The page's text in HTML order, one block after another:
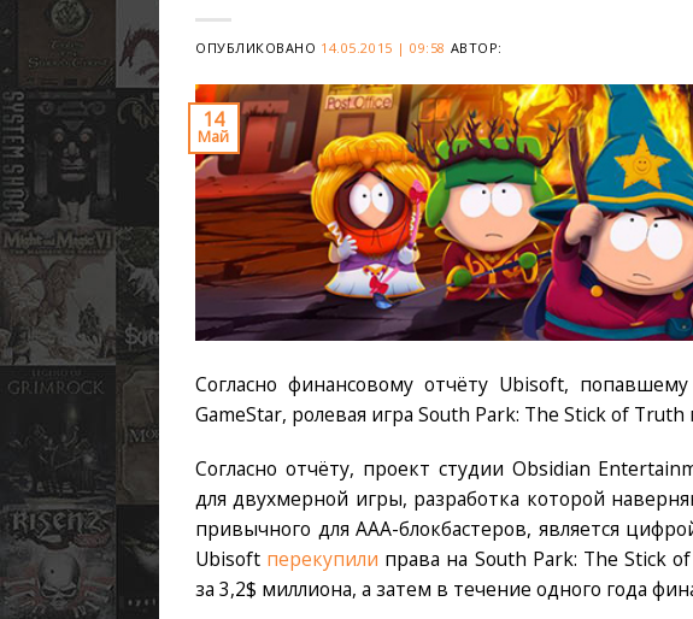
ОПУБЛИКОВАНО 14.05.2015 | 09:58 АВТОР:
14
Май
Согласно финансовому отчёту Ubisoft,
GameStar, ролевая игра South Park: The Stick of
Согласно отчёту, проект студии Obsidian
для двухмерной игры, разработка которой
привычного для AAA-блокбастеров, является
Ubisoft перекупили права на South Park: The Stick
за 3,2$ миллиона, а затем в течение одного года